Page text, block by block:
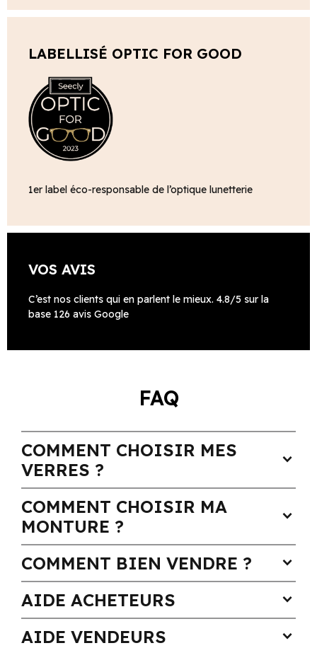
LABELLISÉ OPTIC FOR GOOD
1er label éco-responsable de l’optique lunetterie
VOS AVIS
C’est nos clients qui en parlent le mieux. 4.8/5 sur la
base 126 avis Google
FAQ
COMMENT CHOISIR MES
VERRES ?
expand_more
COMMENT CHOISIR MA
MONTURE ?
expand_more
COMMENT BIEN VENDRE ? expand_more
AIDE ACHETEURS expand_more
AIDE VENDEURS expand_more